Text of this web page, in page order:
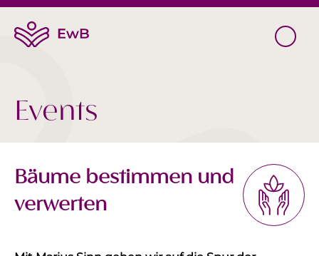
Events
Bäume bestimmen und
verwerten